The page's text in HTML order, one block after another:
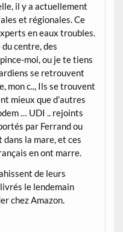
il y a actuellement
et régionales. Ce
en eaux troubles.
centre, des
moi, ou je te tiens
se retrouvent
mon c.., Ils se trouvent
mieux que d’autres
… UDI .. rejoints
par Ferrand ou
dans la mare, et ces
en ont marre.
de leurs
le lendemain
chez Amazon.